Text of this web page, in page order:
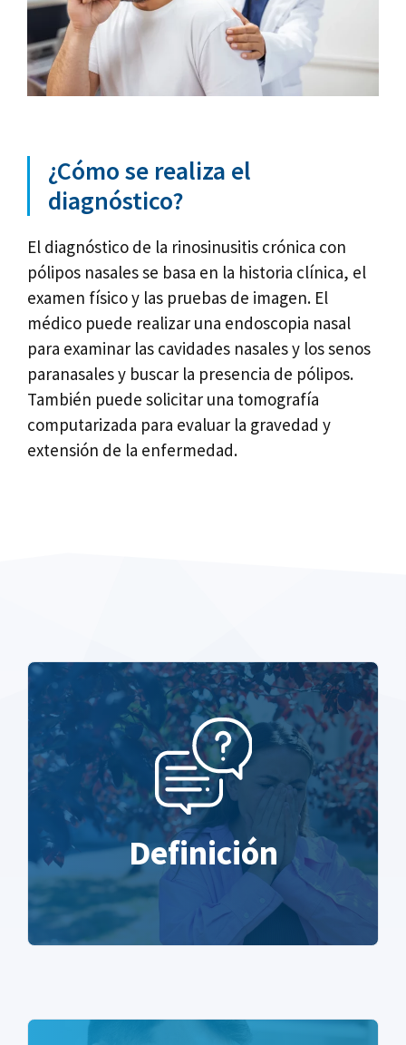
¿Cómo se realiza el
diagnóstico?
El diagnóstico de la rinosinusitis crónica con
pólipos nasales se basa en la historia clínica, el
examen físico y las pruebas de imagen. El
médico puede realizar una endoscopia nasal
para examinar las cavidades nasales y los senos
paranasales y buscar la presencia de pólipos.
También puede solicitar una tomografía
computarizada para evaluar la gravedad y
extensión de la enfermedad.
Definición